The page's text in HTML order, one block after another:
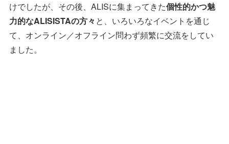
けでしたが、その後、ALISに集まってきた個性的かつ魅
力的なALISISTAの方々と、いろいろなイベントを通じ
て、オンライン／オフライン問わず頻繁に交流をしてい
ました。